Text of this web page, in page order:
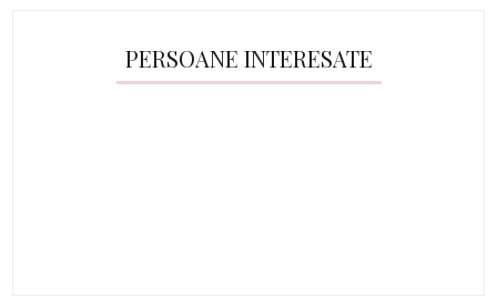
PERSOANE INTERESATE